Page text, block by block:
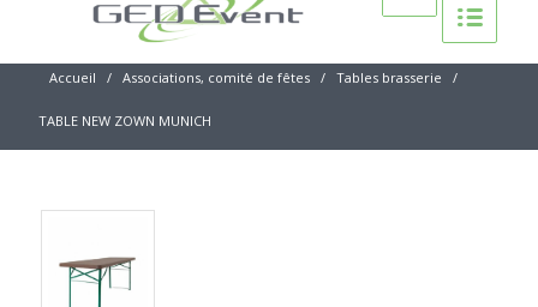
Accueil / Associations, comité de fêtes / Tables brasserie /
TABLE NEW ZOWN MUNICH